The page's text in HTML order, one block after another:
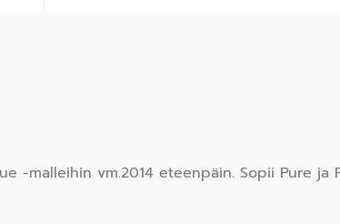
-malleihin vm.2014 eteenpäin. Sopii Pure ja